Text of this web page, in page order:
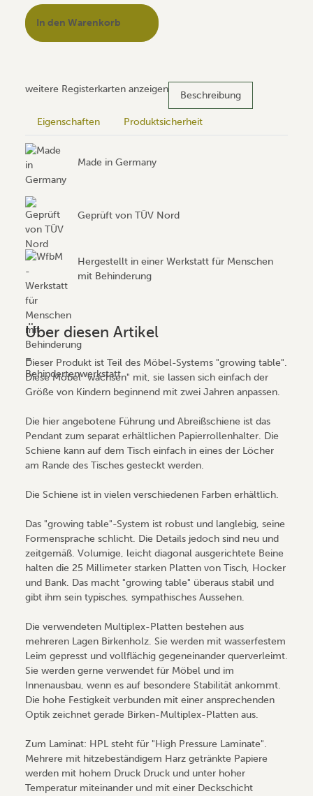
In den Warenkorb
weitere Registerkarten anzeigen
Beschreibung
Eigenschaften Produktsicherheit
Made in Germany
Geprüft von TÜV Nord
Hergestellt in einer Werkstatt für Menschen
mit Behinderung
Über diesen Artikel
Dieser Produkt ist Teil des Möbel-Systems "growing table".
Diese Möbel "wachsen" mit, sie lassen sich einfach der
Größe von Kindern beginnend mit zwei Jahren anpassen.
Die hier angebotene Führung und Abreißschiene ist das
Pendant zum separat erhältlichen Papierrollenhalter. Die
Schiene kann auf dem Tisch einfach in eines der Löcher
am Rande des Tisches gesteckt werden.
Die Schiene ist in vielen verschiedenen Farben erhältlich.
Das "growing table"-System ist robust und langlebig, seine
Formensprache schlicht. Die Details jedoch sind neu und
zeitgemäß. Volumige, leicht diagonal ausgerichtete Beine
halten die 25 Millimeter starken Platten von Tisch, Hocker
und Bank. Das macht "growing table" überaus stabil und
gibt ihm sein typisches, sympathisches Aussehen.
Die verwendeten Multiplex-Platten bestehen aus
mehreren Lagen Birkenholz. Sie werden mit wasserfestem
Leim gepresst und vollflächig gegeneinander querverleimt.
Sie werden gerne verwendet für Möbel und im
Innenausbau, wenn es auf besondere Stabilität ankommt.
Die hohe Festigkeit verbunden mit einer ansprechenden
Optik zeichnet gerade Birken-Multiplex-Platten aus.
Zum Laminat: HPL steht für "High Pressure Laminate".
Mehrere mit hitzebeständigem Harz getränkte Papiere
werden mit hohem Druck Druck und unter hoher
Temperatur miteinander und mit einer Deckschicht